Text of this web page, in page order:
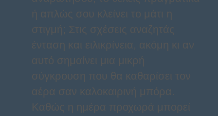
ή απλώς σου κλείνει το μάτι η
στιγμή; Στις σχέσεις αναζητάς
ένταση και ειλικρίνεια, ακόμη κι αν
αυτό σημαίνει μια μικρή
σύγκρουση που θα καθαρίσει τον
αέρα σαν καλοκαιρινή μπόρα.
Καθώς η ημέρα προχωρά μπορεί